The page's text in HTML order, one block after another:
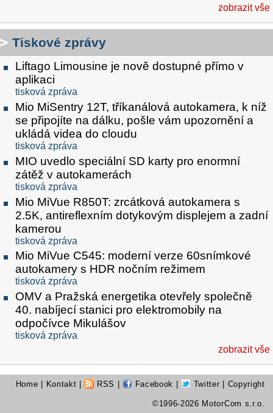
zobrazit vše
Tiskové zprávy
Liftago Limousine je nově dostupné přímo v
aplikaci
tisková zpráva
Mio MiSentry 12T, tříkanálová autokamera, k níž
se připojíte na dálku, pošle vám upozornění a
ukládá videa do cloudu
tisková zpráva
MIO uvedlo speciální SD karty pro enormní
zátěž v autokamerách
tisková zpráva
Mio MiVue R850T: zrcátková autokamera s
2.5K, antireflexním dotykovým displejem a zadní
kamerou
tisková zpráva
Mio MiVue C545: moderní verze 60snímkové
autokamery s HDR nočním režimem
tisková zpráva
OMV a Pražská energetika otevřely společně
40. nabíjecí stanici pro elektromobily na
odpočívce Mikulášov
tisková zpráva
zobrazit vše
Home Kontakt RSS Facebook Twitter | Copyright
©1996-2026 MotorCom s.r.o.